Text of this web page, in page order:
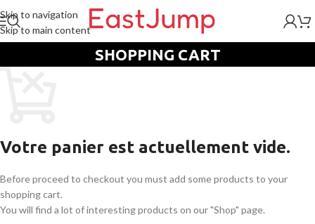
Skip to navigation
Skip to main content
SHOPPING CART
Votre panier est actuellement vide.
Before proceed to checkout you must add some products to your
shopping cart.
You will find a lot of interesting products on our "Shop" page.